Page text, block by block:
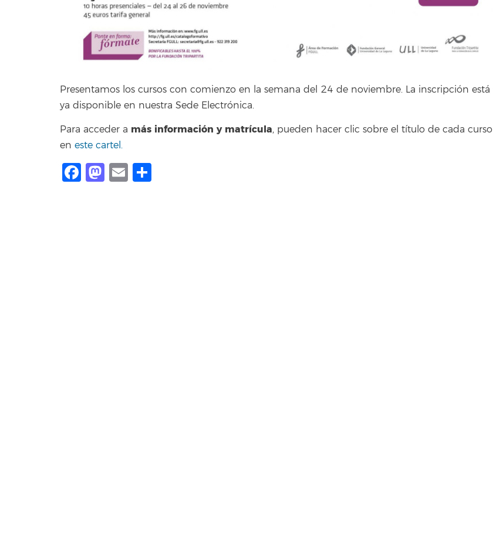
Presentamos los cursos con comienzo en la semana del 24 de noviembre. La inscripción está
ya disponible en nuestra Sede Electrónica.
Para acceder a más información y matrícula, pueden hacer clic sobre el título de cada curso
en este cartel.
Facebook
Mastodon
Email